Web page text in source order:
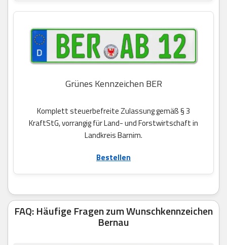
Grünes Kennzeichen BER
Komplett steuerbefreite Zulassung gemäß § 3
KraftStG, vorrangig für Land- und Forstwirtschaft in
Landkreis Barnim.
Bestellen
FAQ: Häufige Fragen zum Wunschkennzeichen
Bernau